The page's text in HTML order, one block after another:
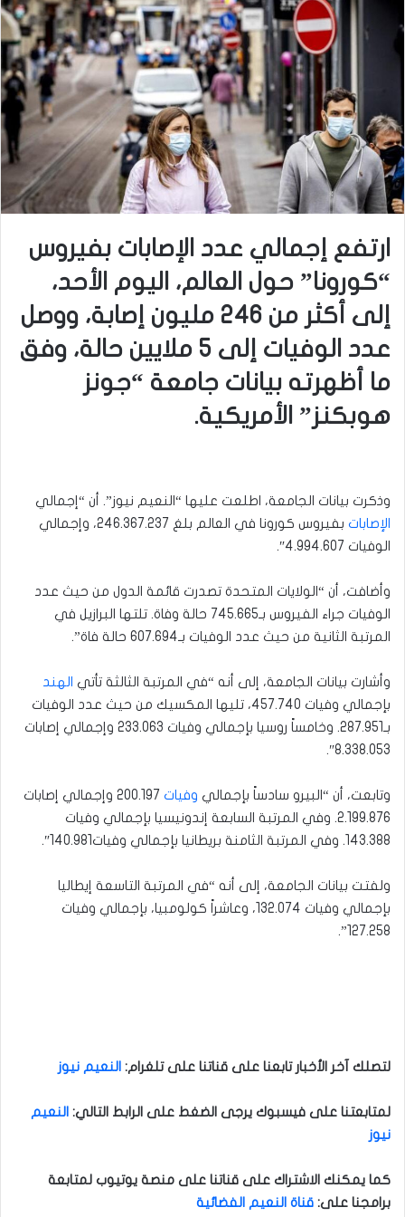
ارتفع إجمالي عدد الإصابات بفيروس
“كورونا” حول العالم، اليوم الأحد،
إلى أكثر من 246 مليون إصابة، ووصل
عدد الوفيات إلى 5 ملايين حالة، وفق
ما أظهرته بيانات جامعة “جونز
هوبكنز” الأمريكية.
وذكرت بيانات الجامعة، اطلعت عليها “النعيم نيوز”. أن “إجمالي
الإصابات
بفيروس كورونا في العالم بلغ 246.367.237، وإجمالي
الوفيات 4.994.607″.
وأضافت، أن “الولايات المتحدة تصدرت قائمة الدول من حيث عدد
الوفيات جراء الفيروس بـ745.665 حالة وفاة. تلتها البرازيل في
المرتبة الثانية من حيث عدد الوفيات بـ607.694 حالة فاة”.
وأشارت بيانات الجامعة، إلى أنه “في المرتبة الثالثة تأتي
الهند
بإجمالي وفيات 457.740، تليها المكسيك من حيث عدد الوفيات
بـ287.951. وخامساً روسيا بإجمالي وفيات 233.063 وإجمالي إصابات
8.338.053″.
وتابعت، أن “البيرو سادساً بإجمالي وفيات
200.197 وإجمالي إصابات
2.199.876. وفي المرتبة السابعة إندونيسيا بإجمالي وفيات
143.388. وفي المرتبة الثامنة بريطانيا بإجمالي وفيات140.981″.
ولفتت بيانات الجامعة، إلى أنه “في المرتبة التاسعة إيطاليا
بإجمالي وفيات 132.074، وعاشراً كولومبيا، بإجمالي وفيات
127.258”.
لتصلك آخر الأخبار تابعنا على قناتنا على تلغرام: النعيم نيوز
لمتابعتنا على فيسبوك يرجى الضغط على الرابط التالي: النعيم
نيوز
كما يمكنك الاشتراك على قناتنا على منصة يوتيوب لمتابعة
برامجنا على: قناة النعيم الفضائية